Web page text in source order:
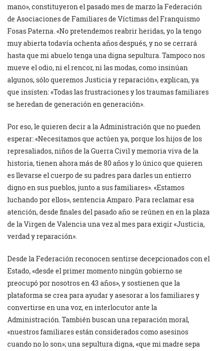
mano», constituyeron el pasado mes de marzo la Federación
de Asociaciones de Familiares de Víctimas del Franquismo
Fosas Paterna. «No pretendemos reabrir heridas, yo la tengo
muy abierta todavía ochenta años después, y no se cerrará
hasta que mi abuelo tenga una digna sepultura. Tampoco nos
mueve el odio, ni el rencor, ni las modas, como insinúan
algunos, sólo queremos Justicia y reparación», explican, ya
que insisten: «Todas las frustraciones y los traumas familiares
se heredan de generación en generación».
Por eso, le quieren decir a la Administración que no pueden
esperar: «Necesitamos que actúen ya, porque los hijos de los
represaliados, niños de la Guerra Civil y memoria viva de la
historia, tienen ahora más de 80 años y lo único que quieren
es llevarse el cuerpo de su padres para darles un entierro
digno en sus pueblos, junto a sus familiares». «Estamos
luchando por ellos», sentencia Amparo. Para reclamar esa
atención, desde finales del pasado año se reúnen en en la plaza
de la Virgen de Valencia una vez al mes para exigir «Justicia,
verdad y reparación».
Desde la Federación reconocen sentirse decepcionados con el
Estado, «desde el primer momento ningún gobierno se
preocupó por nosotros en 43 años», y sostienen que la
plataforma se crea para ayudar y asesorar a los familiares y
convertirse en una voz, en interlocutor ante la
Administración. También buscan una reparación moral,
«nuestros familiares están considerados como asesinos
cuando no lo son»; una sepultura digna, «que mi madre sepa